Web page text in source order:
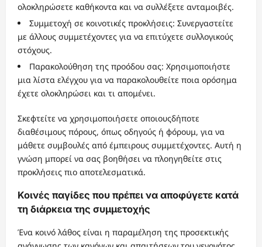
ολοκληρώσετε καθήκοντα και να συλλέξετε ανταμοιβές.
Συμμετοχή σε κοινοτικές προκλήσεις: Συνεργαστείτε
με άλλους συμμετέχοντες για να επιτύχετε συλλογικούς
στόχους.
Παρακολούθηση της προόδου σας: Χρησιμοποιήστε
μια λίστα ελέγχου για να παρακολουθείτε ποια ορόσημα
έχετε ολοκληρώσει και τι απομένει.
Σκεφτείτε να χρησιμοποιήσετε οποιουςδήποτε
διαθέσιμους πόρους, όπως οδηγούς ή φόρουμ, για να
μάθετε συμβουλές από έμπειρους συμμετέχοντες. Αυτή η
γνώση μπορεί να σας βοηθήσει να πλοηγηθείτε στις
προκλήσεις πιο αποτελεσματικά.
Κοινές παγίδες που πρέπει να αποφύγετε κατά
τη διάρκεια της συμμετοχής
Ένα κοινό λάθος είναι η παραμέληση της προσεκτικής